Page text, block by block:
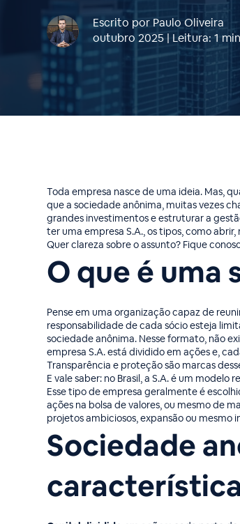
Escrito por Paulo Oliveira
outubro 2025 | Leitura: 1
Toda empresa nasce de uma ideia. Mas,
que a sociedade anônima, muitas vezes
grandes investimentos e estruturar a
ter uma empresa S.A., os tipos, como
Quer clareza sobre o assunto? Fique
O que é uma
Pense em uma organização capaz de
responsabilidade de cada sócio esteja
sociedade anônima. Nesse formato, não
empresa S.A. está dividido em ações e,
Transparência e proteção são marcas
E vale saber: no Brasil, a S.A. é um
Esse tipo de empresa geralmente é
ações na bolsa de valores, ou mesmo de
projetos ambiciosos, expansão ou
Sociedade